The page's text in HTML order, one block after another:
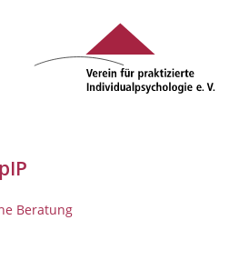
Beratung